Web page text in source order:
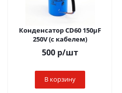
Конденсатор СD60 150µF
250V (с кабелем)
500 р/шт
В корзину